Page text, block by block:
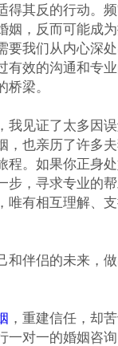
得其反的行动。
姻，反而可能成为
要我们从内心深
有效的沟通和专
梁。
我见证了太多因
，也亲历了许多
程。如果你正身处
步，寻求专业的
唯有相互理解、
和伴侣的未来，
，重建信任，却
一对一的婚姻咨